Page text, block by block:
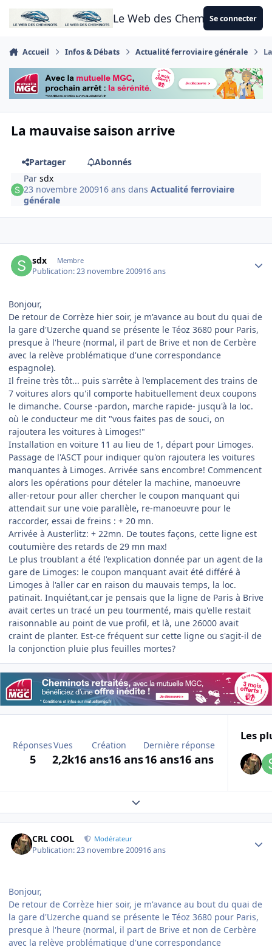
Aller au contenu
Le Web des CheminotsSe connecter
Accueil Infos & Débats Actualité ferroviaire générale
La mauvaise saison arrive
Partager
Abonnés
Parsdx
23 novembre 200916 ans dansActualité ferroviaire
générale
sdx Membre
Publication:23 novembre 200916 ans
Bonjour,
De retour de Corrèze hier soir, je m'avance au bout du quai de
la gare d'Uzerche quand se présente le Téoz 3680 pour Paris,
presque à l'heure (normal, il part de Brive et non de Cerbère
avec la relève problématique d'une correspondance
espagnole).
Il freine très tôt... puis s'arrête à l'emplacement des trains de
7 voitures alors qu'il comporte habituellement deux coupons
le dimanche. Course -pardon, marche rapide- jusqu'à la loc.
où le conducteur me dit "vous faites pas de souci, on
rajoutera les voitures à Limoges!"
Installation en voiture 11 au lieu de 1, départ pour Limoges.
Passage de l'ASCT pour indiquer qu'on rajoutera les voitures
manquantes à Limoges. Arrivée sans encombre! Commencent
alors les opérations pour dételer la machine, manoeuvre
aller-retour pour aller chercher le coupon manquant qui
attendait sur une voie parallèle, re-manoeuvre pour le
raccorder, essai de freins : + 20 mn.
Arrivée à Austerlitz: + 22mn. De toutes façons, cette ligne est
coutumière des retards de 29 mn max!
Le plus troublant a été l'explication donnée par un agent de la
gare de Limoges: le coupon manquant avait été différé à
Limoges à l'aller car en raison du mauvais temps, la loc.
patinait. Inquiétant,car je pensais que la ligne de Paris à Brive
avait certes un tracé un peu tourmenté, mais qu'elle restait
raisonnable au point de vue profil, et là, une 26000 avait
craint de planter. Est-ce fréquent sur cette ligne ou s'agit-il de
la conjonction pluie plus feuilles mortes?
Réponses
5
Vues
2,2k
Création
16 ans16 ans
Dernière réponse
16 ans16 ans
Les
Expand topic overview
CRL COOL Modérateur
Publication:23 novembre 200916 ans
Bonjour,
De retour de Corrèze hier soir, je m'avance au bout du quai de
la gare d'Uzerche quand se présente le Téoz 3680 pour Paris,
presque à l'heure (normal, il part de Brive et non de Cerbère
avec la relève problématique d'une correspondance